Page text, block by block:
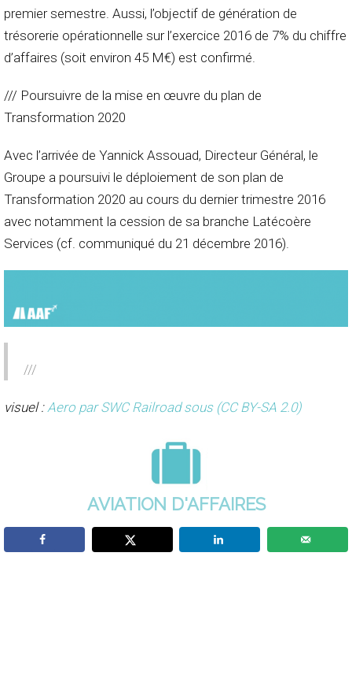
premier semestre. Aussi, l’objectif de génération de
trésorerie opérationnelle sur l’exercice 2016 de 7% du chiffre
d’affaires (soit environ 45 M€) est confirmé.
/// Poursuivre de la mise en œuvre du plan de
Transformation 2020
Avec l’arrivée de Yannick Assouad, Directeur Général, le
Groupe a poursuivi le déploiement de son plan de
Transformation 2020 au cours du dernier trimestre 2016
avec notamment la cession de sa branche Latécoère
Services (cf. communiqué du 21 décembre 2016).
///
visuel :Aero par SWC Railroad sous (CC BY-SA 2.0)
AVIATION D'AFFAIRES